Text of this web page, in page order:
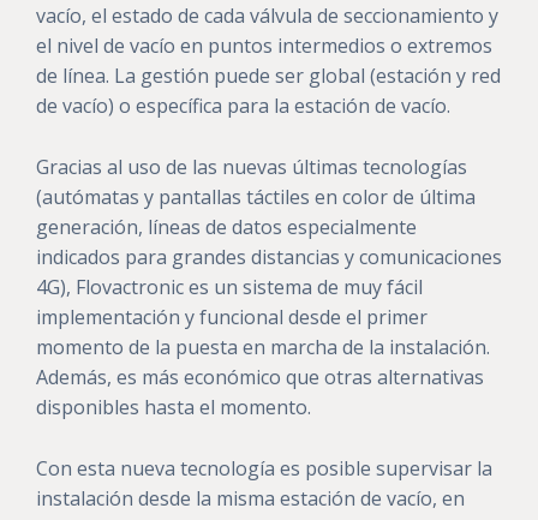
vacío, el estado de cada válvula de seccionamiento y
el nivel de vacío en puntos intermedios o extremos
de línea. La gestión puede ser global (estación y red
de vacío) o específica para la estación de vacío.
Gracias al uso de las nuevas últimas tecnologías
(autómatas y pantallas táctiles en color de última
generación, líneas de datos especialmente
indicados para grandes distancias y comunicaciones
4G), Flovactronic es un sistema de muy fácil
implementación y funcional desde el primer
momento de la puesta en marcha de la instalación.
Además, es más económico que otras alternativas
disponibles hasta el momento.
Con esta nueva tecnología es posible supervisar la
instalación desde la misma estación de vacío, en